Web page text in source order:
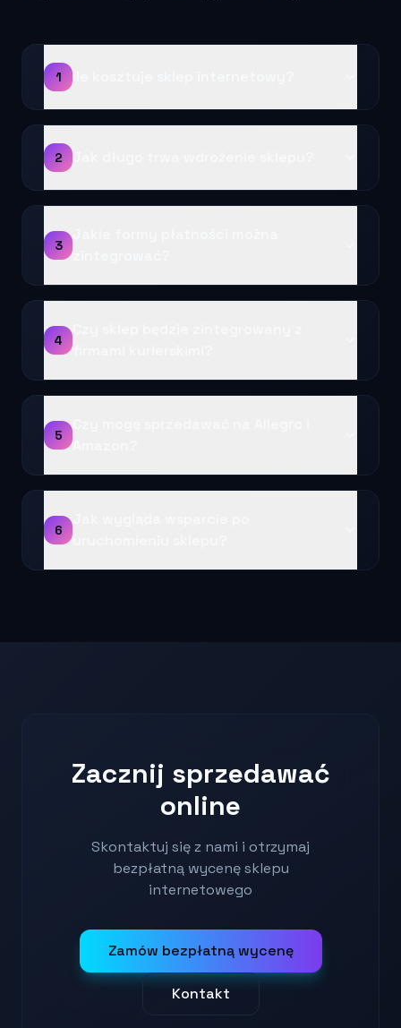
1
2
3
4
5
6
Zacznij sprzedawać
online
Skontaktuj się z nami i otrzymaj
bezpłatną wycenę sklepu
internetowego
Zamów bezpłatną wycenę
Kontakt